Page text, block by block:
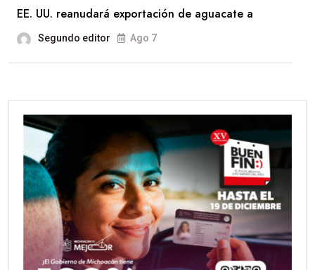
EE. UU. reanudará exportación de aguacate a
Segundo editor Ago 7